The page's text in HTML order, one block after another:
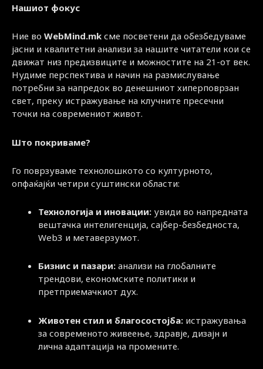
Нашиот фокус
Ние во WebMind.mk сме посветени да обезбедуваме
јасни и квалитетни анализи за нашите читатели кои се
движат низ предизвиците и можностите на 21-от век.
Нудиме перспектива и начин на размислување
потребни за напредок во денешниот хиперповрзан
свет, преку истражување на клучните пресечни
точки на современиот живот.
Што покриваме?
Го поврзуваме технолошкото со културното,
опфаќајќи четири суштински области:
Технологија и иновации: увиди во напредната
вештачка интелигенција, сајбер-безбедноста,
Web3 и метаверзумот.
Бизнис и пазари: анализи на глобалните
трендови, економските политики и
претприемачкиот дух.
Животен стил и благосостојба: истражувања
за современото живеење, здравје, дизајн и
лична адаптација на промените.